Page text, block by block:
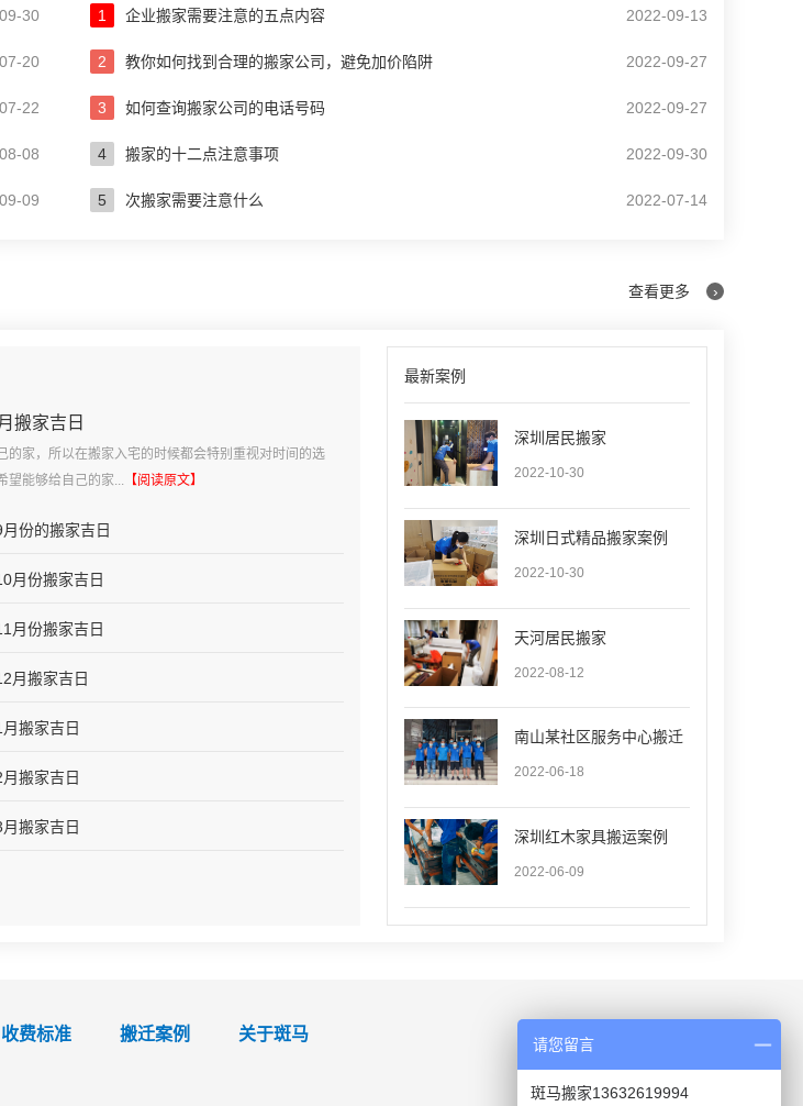
30
20
22
08
09
1 企业搬家需要注意的五点内容 2022-09-13
2 教你如何找到合理的搬家公司，避免加价陷阱 2022-09-27
3 如何查询搬家公司的电话号码 2022-09-27
4 搬家的十二点注意事项 2022-09-30
5 次搬家需要注意什么 2022-07-14
查看更多 ›
搬家吉日
的家，所以在搬家入宅的时候都会特别重视对时间的选
望能够给自己的家... 【阅读原文】
份的搬家吉日
月份搬家吉日
月份搬家吉日
月搬家吉日
搬家吉日
搬家吉日
搬家吉日
最新案例
深圳居民搬家
2022-10-30
深圳日式精品搬家案例
2022-10-30
天河居民搬家
2022-08-12
南山某社区服务中心搬迁
2022-06-18
深圳红木家具搬运案例
2022-06-09
收费标准 搬迁案例 关于斑马
请您留言
斑马搬家13632619994